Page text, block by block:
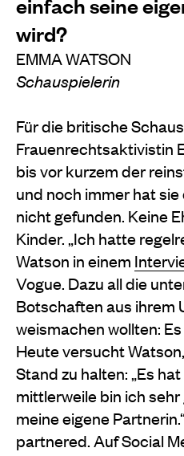
wird?
EMMA WATSON
Schauspielerin
Für die britische
Frauenrechtsaktivistin
bis vor kurzem der
und noch immer hat
nicht gefunden. Keine
Kinder. „Ich hatte
Watson in einem
Vogue. Dazu all die
Botschaften aus ihrem
weismachen wollten:
Heute versucht
Stand zu halten: „Es
mittlerweile bin ich
meine eigene
partnered. Auf Social